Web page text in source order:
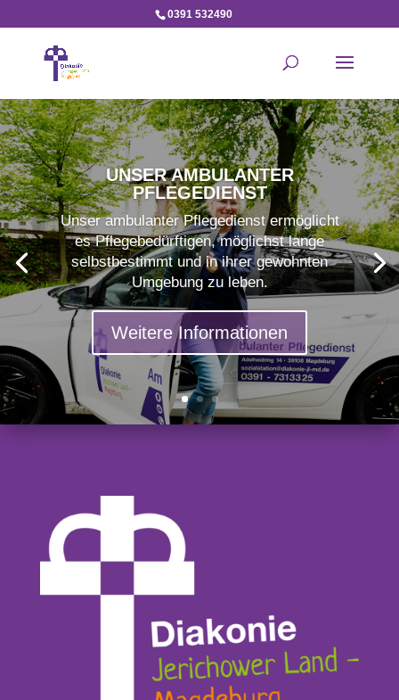
0391 532490
UNSER AMBULANTER
PFLEGEDIENST
Unser ambulanter Pflegedienst ermöglicht
es Pflegebedürftigen, möglichst lange
selbstbestimmt und in ihrer gewohnten
Umgebung zu leben.
Weitere Informationen